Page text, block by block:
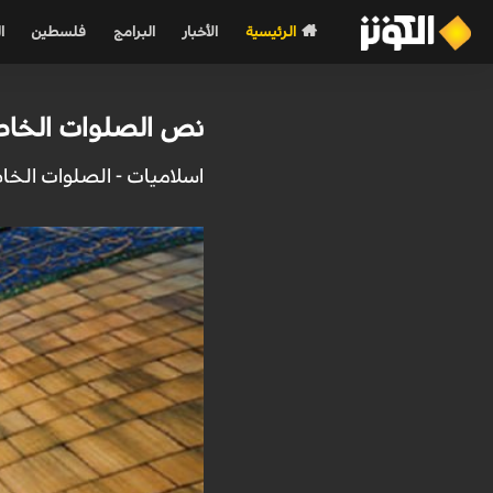
الرئيسية الأخبار البرامج فلسطين
نص الصلوات
اسلاميات - الصلوات